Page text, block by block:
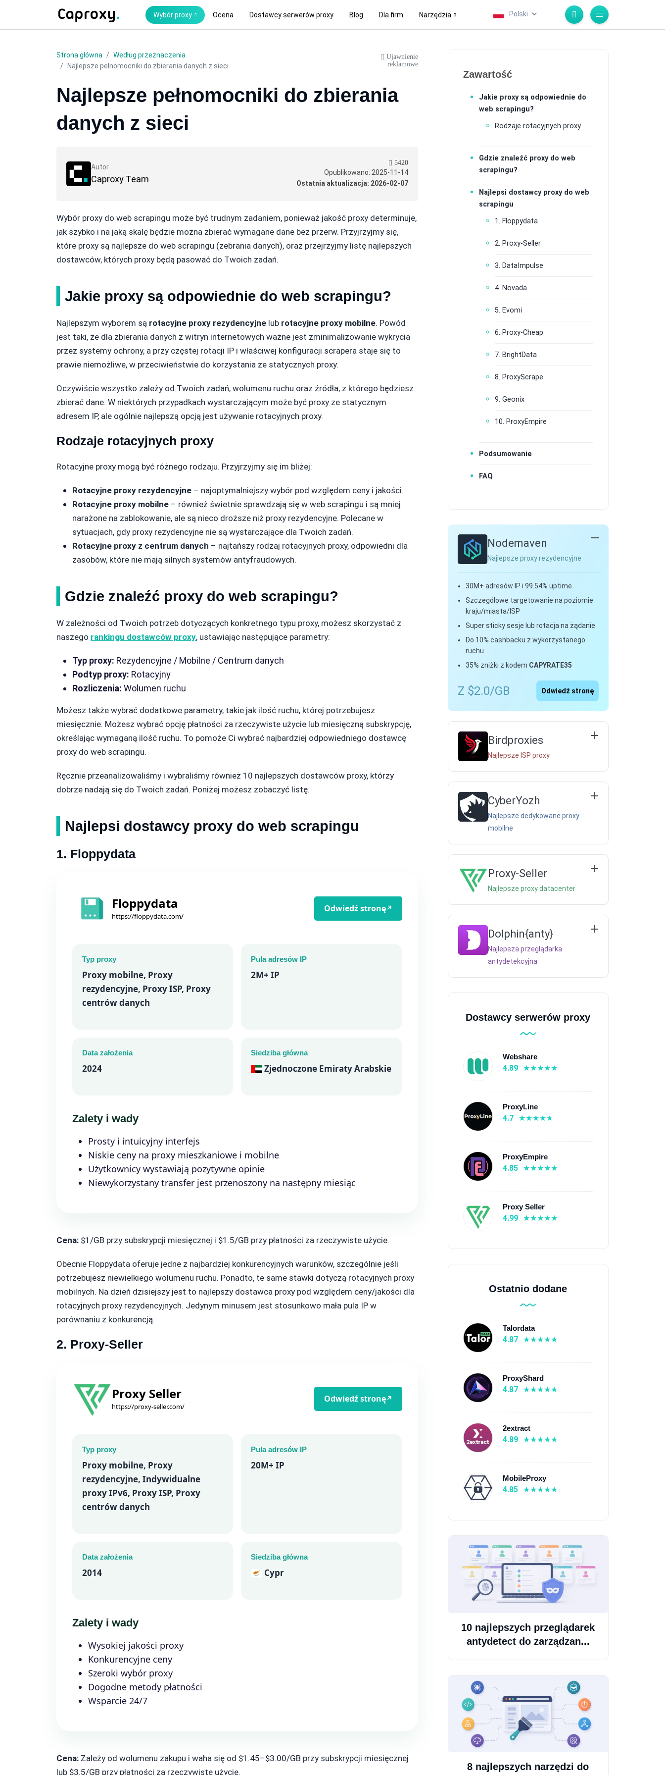
Wybór proxy Ocena Dostawcy serwerów proxy Blog Dla firm Narzędzia
Strona główna
Według przeznaczenia
Najlepsze pełnomocniki do zbierania danych z sieci
Ujawnienie
reklamowe
Najlepsze pełnomocniki do zbierania
danych z sieci
Autor
Caproxy Team
Opublikowano: 2025-11-14
Ostatnia aktualizacja: 2026-02-07
5420
Wybór proxy do web scrapingu może być trudnym zadaniem, ponieważ jakość proxy determinuje,
jak szybko i na jaką skalę będzie można zbierać wymagane dane bez przerw. Przyjrzyjmy się,
które proxy są najlepsze do web scrapingu (zebrania danych), oraz przejrzyjmy listę najlepszych
dostawców, których proxy będą pasować do Twoich zadań.
Jakie proxy są odpowiednie do web scrapingu?
Najlepszym wyborem są rotacyjne proxy rezydencyjne lub rotacyjne proxy mobilne. Powód
jest taki, że dla zbierania danych z witryn internetowych ważne jest zminimalizowanie wykrycia
przez systemy ochrony, a przy częstej rotacji IP i właściwej konfiguracji scrapera staje się to
prawie niemożliwe, w przeciwieństwie do korzystania ze statycznych proxy.
Oczywiście wszystko zależy od Twoich zadań, wolumenu ruchu oraz źródła, z którego będziesz
zbierać dane. W niektórych przypadkach wystarczającym może być proxy ze statycznym
adresem IP, ale ogólnie najlepszą opcją jest używanie rotacyjnych proxy.
Rodzaje rotacyjnych proxy
Rotacyjne proxy mogą być różnego rodzaju. Przyjrzyjmy się im bliżej:
Rotacyjne proxy rezydencyjne – najoptymalniejszy wybór pod względem ceny i jakości.
Rotacyjne proxy mobilne – również świetnie sprawdzają się w web scrapingu i są mniej
narażone na zablokowanie, ale są nieco droższe niż proxy rezydencyjne. Polecane w
sytuacjach, gdy proxy rezydencyjne nie są wystarczające dla Twoich zadań.
Rotacyjne proxy z centrum danych – najtańszy rodzaj rotacyjnych proxy, odpowiedni dla
zasobów, które nie mają silnych systemów antyfraudowych.
Gdzie znaleźć proxy do web scrapingu?
W zależności od Twoich potrzeb dotyczących konkretnego typu proxy, możesz skorzystać z
naszego rankingu dostawców proxy, ustawiając następujące parametry:
Typ proxy: Rezydencyjne / Mobilne / Centrum danych
Podtyp proxy: Rotacyjny
Rozliczenia: Wolumen ruchu
Możesz także wybrać dodatkowe parametry, takie jak ilość ruchu, której potrzebujesz
miesięcznie. Możesz wybrać opcję płatności za rzeczywiste użycie lub miesięczną subskrypcję,
określając wymaganą ilość ruchu. To pomoże Ci wybrać najbardziej odpowiedniego dostawcę
proxy do web scrapingu.
Ręcznie przeanalizowaliśmy i wybraliśmy również 10 najlepszych dostawców proxy, którzy
dobrze nadają się do Twoich zadań. Poniżej możesz zobaczyć listę.
Najlepsi dostawcy proxy do web scrapingu
1. Floppydata
Floppydata
https://floppydata.com/
Odwiedź stronę↗
Typ proxy
Proxy mobilne, Proxy
rezydencyjne, Proxy ISP, Proxy
centrów danych
Pula adresów IP
2M+ IP
Data założenia
2024
Siedziba główna
Zjednoczone Emiraty Arabskie
Zalety i wady
Prosty i intuicyjny interfejs
Niskie ceny na proxy mieszkaniowe i mobilne
Użytkownicy wystawiają pozytywne opinie
Niewykorzystany transfer jest przenoszony na następny miesiąc
Cena: $1/GB przy subskrypcji miesięcznej i $1.5/GB przy płatności za rzeczywiste użycie.
Obecnie Floppydata oferuje jedne z najbardziej konkurencyjnych warunków, szczególnie jeśli
potrzebujesz niewielkiego wolumenu ruchu. Ponadto, te same stawki dotyczą rotacyjnych proxy
mobilnych. Na dzień dzisiejszy jest to najlepszy dostawca proxy pod względem ceny/jakości dla
rotacyjnych proxy rezydencyjnych. Jedynym minusem jest stosunkowo mała pula IP w
porównaniu z konkurencją.
2. Proxy-Seller
Proxy Seller
https://proxy-seller.com/
Odwiedź stronę↗
Typ proxy
Proxy mobilne, Proxy
rezydencyjne, Indywidualne
proxy IPv6, Proxy ISP, Proxy
centrów danych
Pula adresów IP
20M+ IP
Data założenia
2014
Siedziba główna
Cypr
Zalety i wady
Wysokiej jakości proxy
Konkurencyjne ceny
Szeroki wybór proxy
Dogodne metody płatności
Wsparcie 24/7
Cena: Zależy od wolumenu zakupu i waha się od $1.45–$3.00/GB przy subskrypcji miesięcznej
lub $3.5/GB przy płatności za rzeczywiste użycie.
Zawartość
Jakie proxy są odpowiednie do
web scrapingu?
Rodzaje rotacyjnych proxy
Gdzie znaleźć proxy do web
scrapingu?
Najlepsi dostawcy proxy do web
scrapingu
1. Floppydata
2. Proxy-Seller
3. DataImpulse
4. Novada
5. Evomi
6. Proxy-Cheap
7. BrightData
8. ProxyScrape
9. Geonix
10. ProxyEmpire
Podsumowanie
FAQ
Nodemaven
Najlepsze proxy rezydencyjne
30M+ adresów IP i 99.54% uptime
Szczegółowe targetowanie na poziomie
kraju/miasta/ISP
Super sticky sesje lub rotacja na żądanie
Do 10% cashbacku z wykorzystanego
ruchu
35% zniżki z kodem CAPYRATE35
Z $2.0/GB Odwiedź stronę
Birdproxies
Najlepsze ISP proxy
CyberYozh
Najlepsze dedykowane proxy
mobilne
Proxy-Seller
Najlepsze proxy datacenter
Dolphin{anty}
Najlepsza przeglądarka
antydetekcyjna
Dostawcy serwerów proxy
Webshare
4.89
ProxyLine
4.7
ProxyEmpire
4.85
Proxy Seller
4.99
Ostatnio dodane
Talordata
4.87
ProxyShard
4.87
2extract
4.89
MobileProxy
4.85
10 najlepszych przeglądarek
antydetect do zarządzan...
8 najlepszych narzędzi do